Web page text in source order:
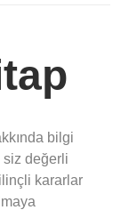
bilgi
siz değerli
kararlar